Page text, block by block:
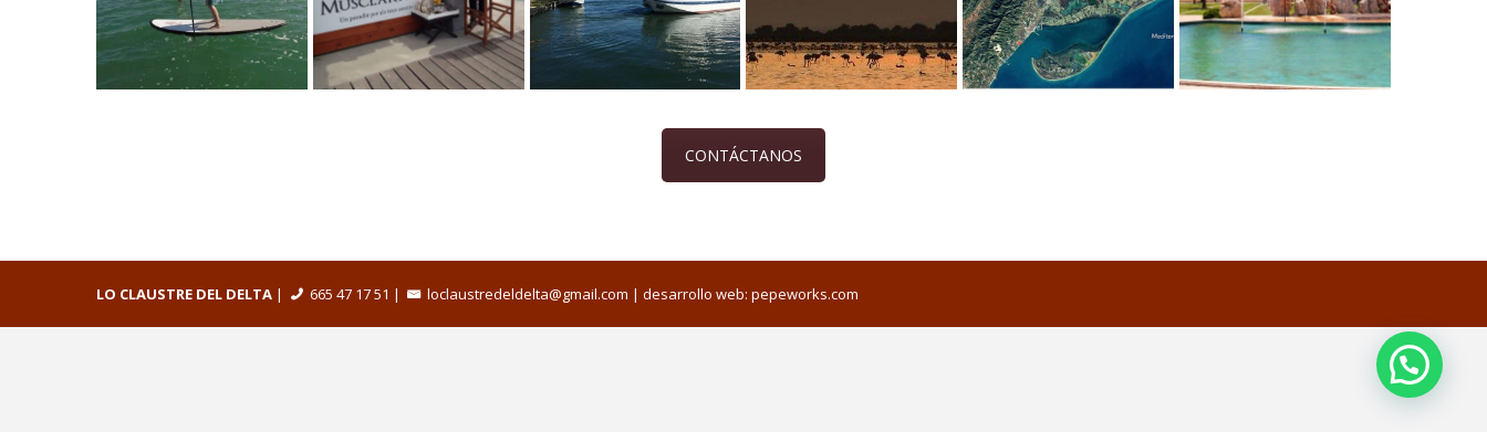
CONTÁCTANOS
LO CLAUSTRE DEL DELTA | 665 47 17 51 | loclaustredeldelta@gmail.com | desarrollo web:pepeworks.com